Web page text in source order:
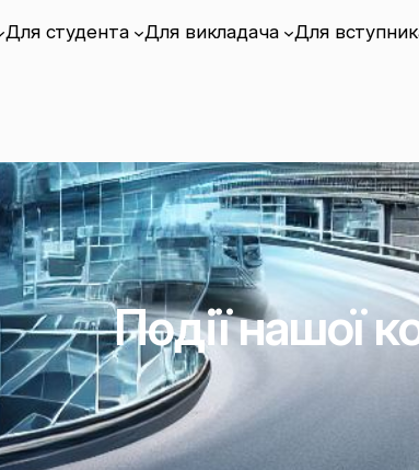
Для студента Для викладача Для
Події нашої